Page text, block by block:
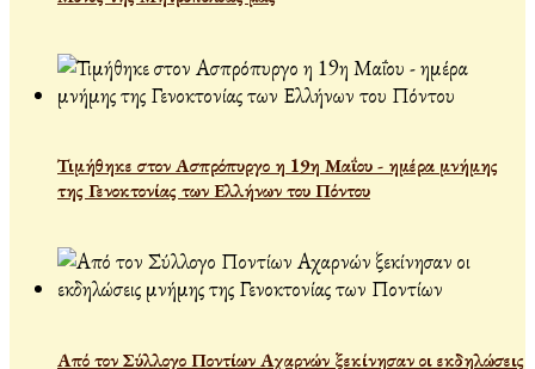
Τιμήθηκε στον Ασπρόπυργο η 19η Μαΐου - ημέρα μνήμης
της Γενοκτονίας των Ελλήνων του Πόντου
Από τον Σύλλογο Ποντίων Αχαρνών ξεκίνησαν οι εκδηλώσεις